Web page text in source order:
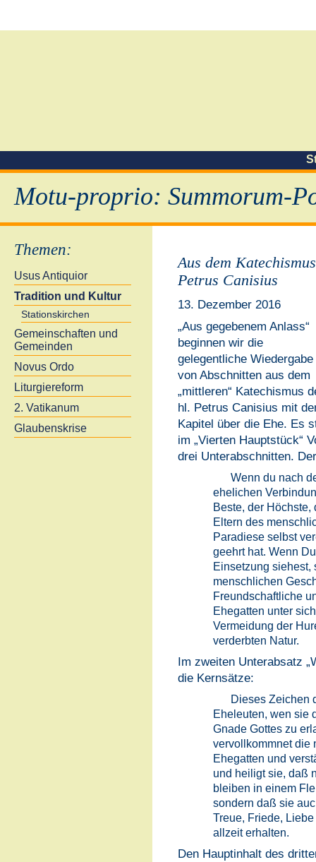
Motu-proprio: Summorum-
Themen:
Usus Antiquior
Tradition und Kultur
Stationskirchen
Gemeinschaften und
Gemeinden
Novus Ordo
Liturgiereform
2. Vatikanum
Glaubenskrise
Aus dem
Petrus Canisius
13. Dezember 2016
„Aus gegebenem Anlass“
beginnen wir die
gelegentliche Wiedergabe
von Abschnitten aus dem
„mittleren“ Katechismus
hl. Petrus Canisius mit
Kapitel über die Ehe. Es
im „Vierten Hauptstück“
drei Unterabschnitten.
Wenn du nach
ehelichen
Beste, der Höchste,
Eltern des
Paradiese selbst
geehrt hat. Wenn
Einsetzung siehest,
menschlichen
Freundschaftliche
Ehegatten unter
Vermeidung der
verderbten Natur.
Im zweiten Unterabsatz
die Kernsätze:
Dieses Zeichen
Eheleuten, wen sie
Gnade Gottes zu
vervollkommnet die
Ehegatten und
und heiligt sie, daß
bleiben in einem
sondern daß sie
Treue, Friede,
allzeit erhalten.
Den Hauptinhalt des